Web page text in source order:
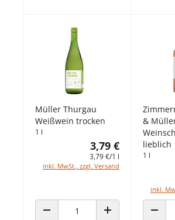
Müller Thurgau
Weißwein trocken
1 l
3,79 €
3,79 €/1 l
inkl. MwSt., zzgl. Versand
&
lieblich
1 l
inkl.